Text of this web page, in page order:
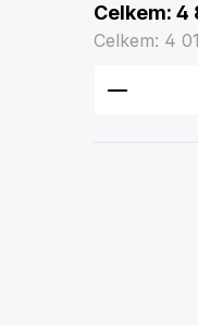
Celkem: 4
Celkem: 4